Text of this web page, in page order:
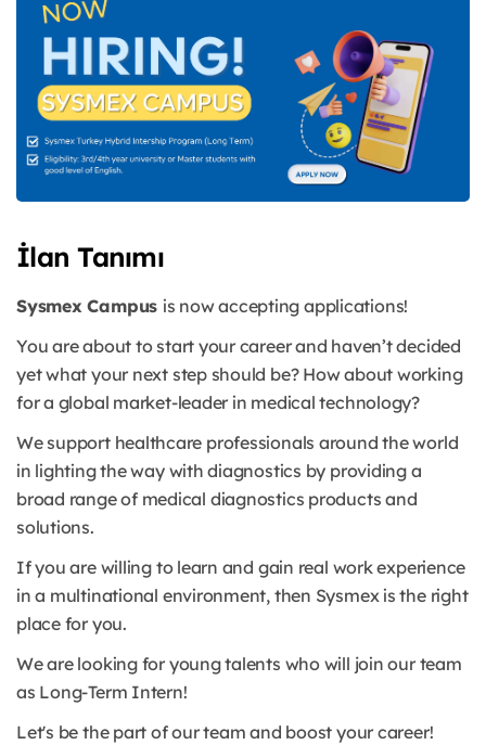
İlan Tanımı
Sysmex Campus is now accepting applications!
You are about to start your career and haven’t decided
yet what your next step should be? How about working
for a global market-leader in medical technology?
We support healthcare professionals around the world
in lighting the way with diagnostics by providing a
broad range of medical diagnostics products and
solutions.
If you are willing to learn and gain real work experience
in a multinational environment, then Sysmex is the right
place for you.
We are looking for young talents who will join our team
as Long-Term Intern!
Let's be the part of our team and boost your career!